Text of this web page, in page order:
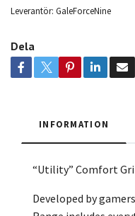
Leverantör: GaleForceNine
Dela
INFORMATION
“Utility” Comfort
Developed by